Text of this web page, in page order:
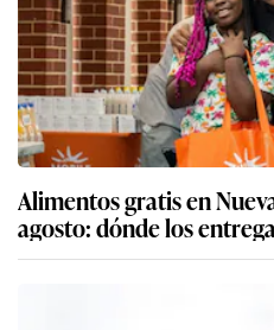
Alimentos gratis en
agosto: dónde los